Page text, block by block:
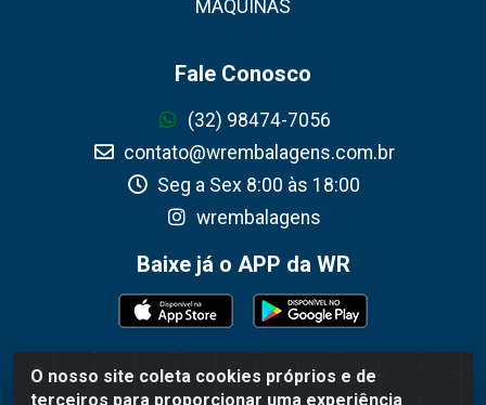
O nosso site coleta cookies próprios e de
terceiros para proporcionar uma experiência
MÁQUINAS
Fale Conosco
(32) 98474-7056
contato@wrembalagens.com.br
Seg a Sex 8:00 às 18:00
wrembalagens
Baixe já o APP da WR
WR Embalagens - R. Cel. Teodoro Gomes de Araújo,